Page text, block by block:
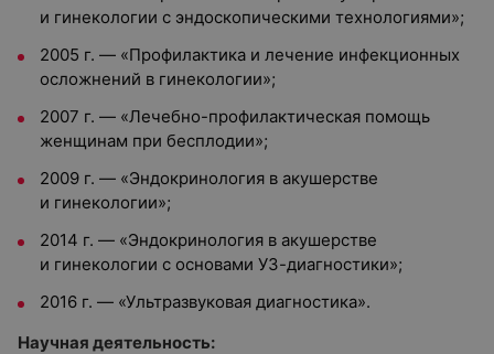
и гинекологии с эндоскопическими технологиями»;
2005 г. — «Профилактика и лечение инфекционных
осложнений в гинекологии»;
2007 г. — «Лечебно-профилактическая помощь
женщинам при бесплодии»;
2009 г. — «Эндокринология в акушерстве
и гинекологии»;
2014 г. — «Эндокринология в акушерстве
и гинекологии с основами УЗ-диагностики»;
2016 г. — «Ультразвуковая диагностика».
Научная деятельность: